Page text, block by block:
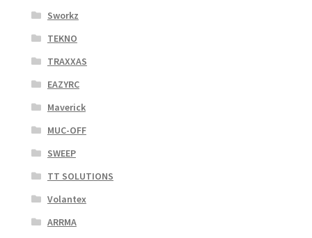
Sworkz
TEKNO
TRAXXAS
EAZYRC
Maverick
MUC-OFF
SWEEP
TT SOLUTIONS
Volantex
ARRMA